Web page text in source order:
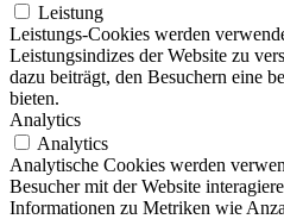
Leistung
Leistungs-Cookies werden
Leistungsindizes der Website zu
dazu beiträgt, den Besuchern eine
bieten.
Analytics
Analytics
Analytische Cookies werden
Besucher mit der Website
Informationen zu Metriken wie